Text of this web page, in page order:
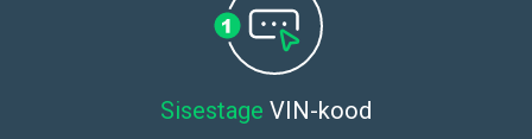
Sisestage VIN-kood